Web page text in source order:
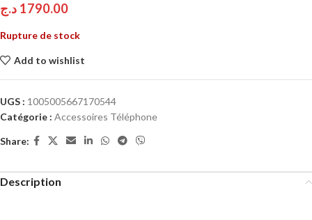
1790.00 د.ج
Rupture de stock
Add to wishlist
UGS : 1005005667170544
Catégorie : Accessoires Téléphone
Share:
Description